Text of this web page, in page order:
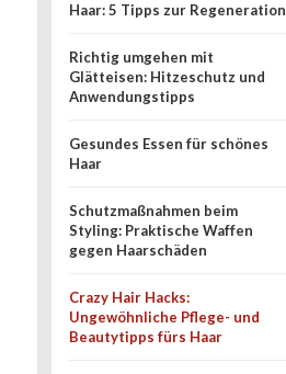
Haar: 5 Tipps zur Regeneration
Richtig umgehen mit
Glätteisen: Hitzeschutz und
Anwendungstipps
Gesundes Essen für schönes
Haar
Schutzmaßnahmen beim
Styling: Praktische Waffen
gegen Haarschäden
Crazy Hair Hacks:
Ungewöhnliche Pflege- und
Beautytipps fürs Haar